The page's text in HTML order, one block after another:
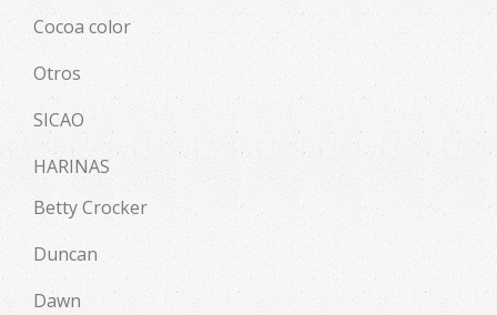
Cocoa color
Otros
SICAO
HARINAS
Betty Crocker
Duncan
Dawn